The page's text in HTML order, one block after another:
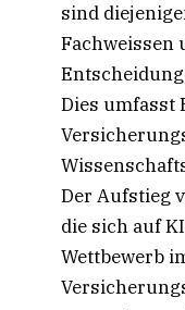
sind
Fachweissen
Dies umfasst
Der Aufstieg
die sich auf
Wettbewerb